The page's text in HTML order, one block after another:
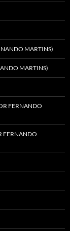
MARTINS)
MARTINS)
FERNANDO
FERNANDO